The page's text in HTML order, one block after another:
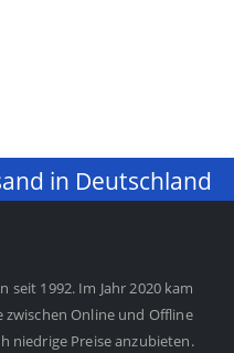
in Deutschland
seit 1992. Im Jahr 2020 kam
zwischen Online und Offline
niedrige Preise anzubieten.